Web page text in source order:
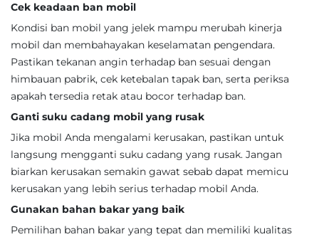
Cek keadaan ban mobil
Kondisi ban mobil yang jelek mampu merubah kinerja
mobil dan membahayakan keselamatan pengendara.
Pastikan tekanan angin terhadap ban sesuai dengan
himbauan pabrik, cek ketebalan tapak ban, serta periksa
apakah tersedia retak atau bocor terhadap ban.
Ganti suku cadang mobil yang rusak
Jika mobil Anda mengalami kerusakan, pastikan untuk
langsung mengganti suku cadang yang rusak. Jangan
biarkan kerusakan semakin gawat sebab dapat memicu
kerusakan yang lebih serius terhadap mobil Anda.
Gunakan bahan bakar yang baik
Pemilihan bahan bakar yang tepat dan memiliki kualitas